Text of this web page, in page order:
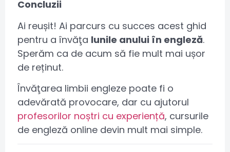
Concluzii
Ai reușit! Ai parcurs cu succes acest ghid
pentru a învăţa lunile anului în engleză.
Sperăm ca de acum să fie mult mai ușor
de reținut.
Învăţarea limbii engleze poate fi o
adevărată provocare, dar cu ajutorul
profesorilor noștri cu experiență, cursurile
de engleză online devin mult mai simple.